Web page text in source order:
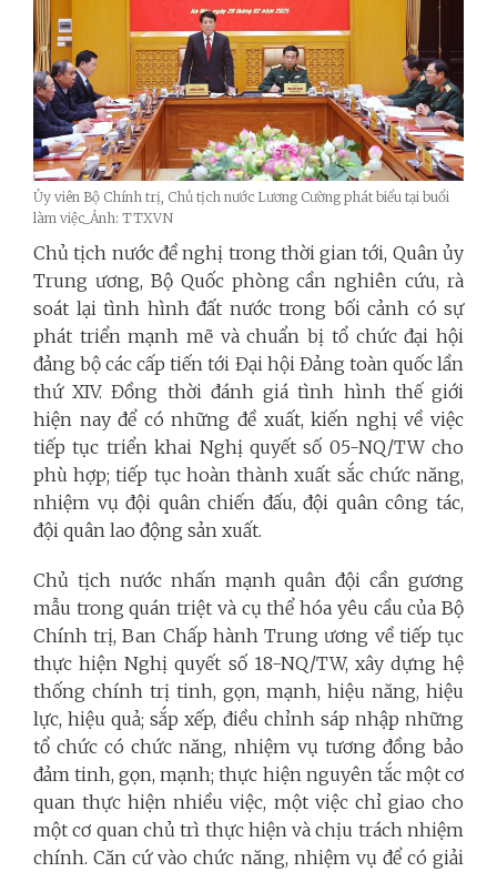
Ủy viên Bộ Chính trị, Chủ tịch nước Lương Cường phát biểu tại buổi
làm việc_Ảnh: TTXVN
Chủ tịch nước đề nghị trong thời gian tới, Quân ủy
Trung ương, Bộ Quốc phòng cần nghiên cứu, rà
soát lại tình hình đất nước trong bối cảnh có sự
phát triển mạnh mẽ và chuẩn bị tổ chức đại hội
đảng bộ các cấp tiến tới Đại hội Đảng toàn quốc lần
thứ XIV. Đồng thời đánh giá tình hình thế giới
hiện nay để có những đề xuất, kiến nghị về việc
tiếp tục triển khai Nghị quyết số 05-NQ/TW cho
phù hợp; tiếp tục hoàn thành xuất sắc chức năng,
nhiệm vụ đội quân chiến đấu, đội quân công tác,
đội quân lao động sản xuất.
Chủ tịch nước nhấn mạnh quân đội cần gương
mẫu trong quán triệt và cụ thể hóa yêu cầu của Bộ
Chính trị, Ban Chấp hành Trung ương về tiếp tục
thực hiện Nghị quyết số 18-NQ/TW, xây dựng hệ
thống chính trị tinh, gọn, mạnh, hiệu năng, hiệu
lực, hiệu quả; sắp xếp, điều chỉnh sáp nhập những
tổ chức có chức năng, nhiệm vụ tương đồng bảo
đảm tinh, gọn, mạnh; thực hiện nguyên tắc một cơ
quan thực hiện nhiều việc, một việc chỉ giao cho
một cơ quan chủ trì thực hiện và chịu trách nhiệm
chính. Căn cứ vào chức năng, nhiệm vụ để có giải